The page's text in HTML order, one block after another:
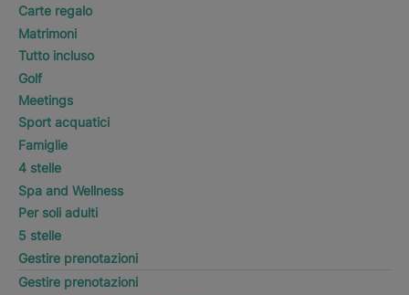
Carte regalo
Matrimoni
Tutto incluso
Golf
Meetings
Sport acquatici
Famiglie
4 stelle
Spa and Wellness
Per soli adulti
5 stelle
Gestire prenotazioni
Gestire prenotazioni